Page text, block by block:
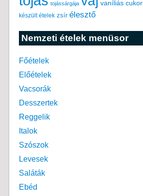
tojássárgája vaníliás cukor
készült ételek zsír élesztő
Nemzeti ételek menüsor
Főételek
Előételek
Vacsorák
Desszertek
Reggelik
Italok
Szószok
Levesek
Saláták
Ebéd